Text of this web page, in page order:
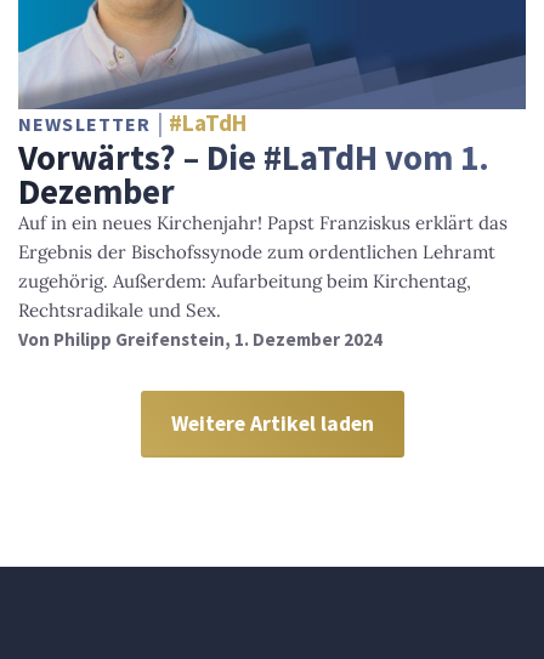
NEWSLETTER #LaTdH
Vorwärts? – Die #LaTdH vom 1.
Dezember
Auf in ein neues Kirchenjahr! Papst Franziskus erklärt das
Ergebnis der Bischofssynode zum ordentlichen Lehramt
zugehörig. Außerdem: Aufarbeitung beim Kirchentag,
Rechtsradikale und Sex.
Von Philipp Greifenstein, 1. Dezember 2024
Weitere Artikel laden